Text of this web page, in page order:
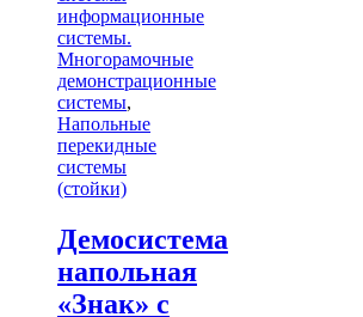
информационные
системы.
Многорамочные
демонстрационные
системы,
Напольные
перекидные
системы
(стойки)
Демосистема
напольная
«Знак» с